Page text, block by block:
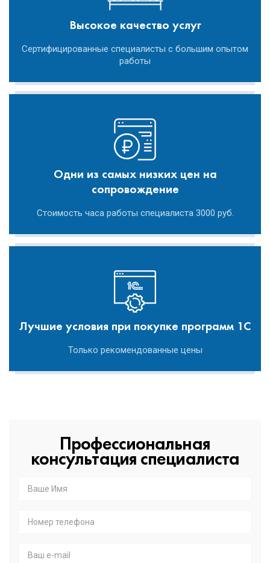
Высокое качество услуг
Сертифицированные специалисты с большим опытом
работы
Одни из самых низких цен на
сопровождение
Стоимость часа работы специалиста 3000 руб.
Лучшие условия при покупке программ 1С
Только рекомендованные цены
Профессиональная
консультация специалиста
Имя
телефона